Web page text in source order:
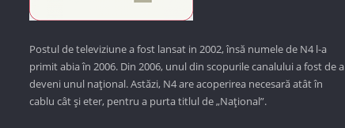
Postul de televiziune a fost lansat in 2002, însă numele de N4 l-a
primit abia în 2006. Din 2006, unul din scopurile canalului a fost de a
deveni unul național. Astăzi, N4 are acoperirea necesară atât în
cablu cât și eter, pentru a purta titlul de „Național”.